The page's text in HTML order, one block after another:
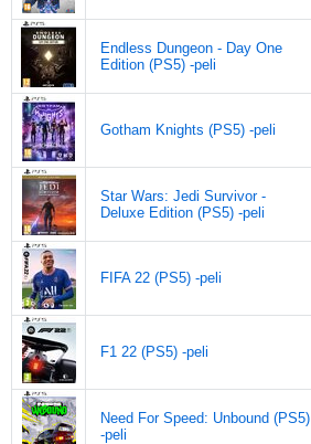
Endless Dungeon - Day One
Edition (PS5) -peli
Gotham Knights (PS5) -peli
Star Wars: Jedi Survivor -
Deluxe Edition (PS5) -peli
FIFA 22 (PS5) -peli
F1 22 (PS5) -peli
Need For Speed: Unbound (PS5)
-peli